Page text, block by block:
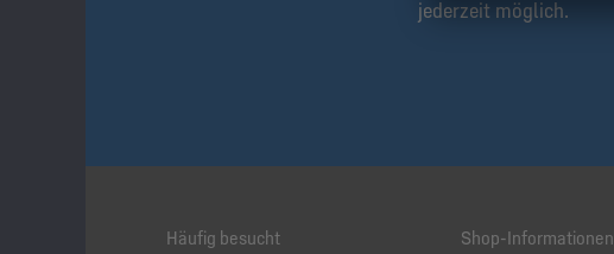
jederzeit möglich.
Häufig besucht
Shop-Informationen